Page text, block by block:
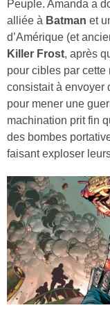
Peuple. Amanda a
alliée à Batman et
d’Amérique (et
Killer Frost, après
pour cibles par
consistait à envoyer
pour mener une
machination prit fin
des bombes
faisant exploser